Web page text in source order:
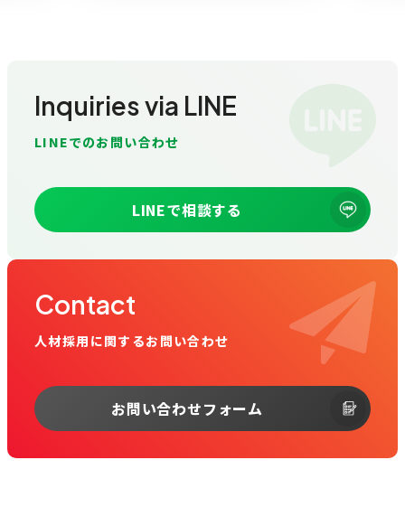
Inquiries via LINE
LINEでのお問い合わせ
LINEで相談する
Contact
人材採用に関するお問い合わせ
お問い合わせフォーム